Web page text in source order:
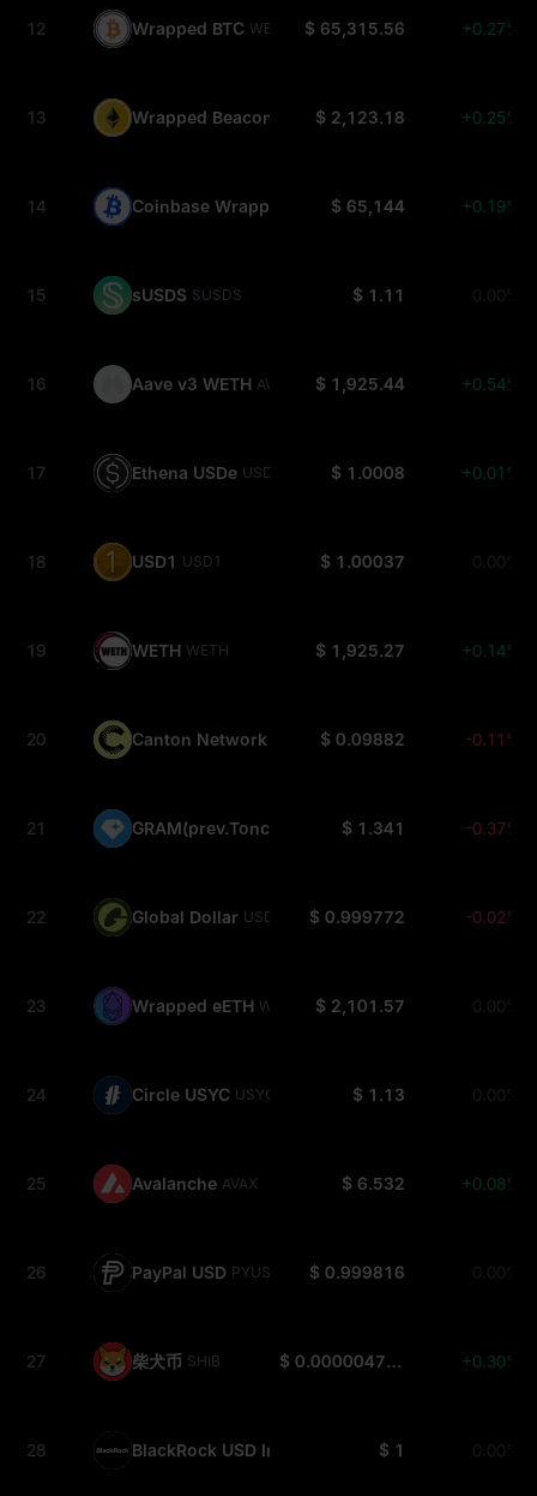
12 Wrapped BTC WBTC $ 65,315.56 +0.27%
13 Wrapped Beacon ETH WBETH
$ 2,123.18 +0.25%
14 Coinbase Wrapped BTC CBBTC
$ 65,144 +0.19%
15 sUSDS SUSDS $ 1.11 0.00%
16 Aave v3 WETH AWETH $ 1,925.44 +0.54%
17 Ethena USDe USDE $ 1.0008 +0.01%
18 USD1 USD1 $ 1.00037 0.00%
19 WETH WETH $ 1,925.27 +0.14%
20 Canton Network $ 0.09882 -0.11%
21 GRAM(prev.Toncoin) GRAM$ 1.341 -0.37%
22 Global Dollar USDG $ 0.999772 -0.02%
23 Wrapped eETH WEETH $ 2,101.57 0.00%
24 Circle USYC USYC $ 1.13 0.00%
25 Avalanche AVAX $ 6.532 +0.08%
26 PayPal USD PYUSD $ 0.999816 0.00%
27 柴犬币 SHIB $ 0.000004737 +0.30%
28 BlackRock USD Institutional Digital Liquidity
$ 1 0.00%